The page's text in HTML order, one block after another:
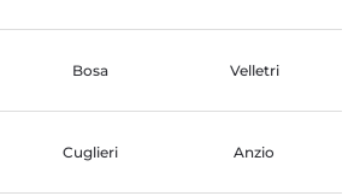
Bosa Velletri
Cuglieri Anzio